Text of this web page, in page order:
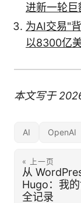
进新一轮巨
为AI交易"
以8300亿
本文写于
AI OpenAI
« 上一页
从
Hugo：我
全记录